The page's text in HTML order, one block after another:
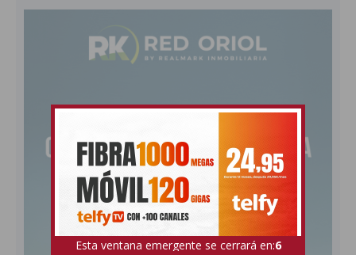
Esta ventana emergente se cerrará en:5